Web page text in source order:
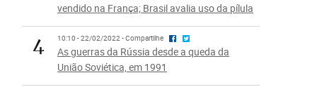
vendido na França; Brasil avalia uso da pílula
4 10:10 - 22/02/2022 - Compartilhe
As guerras da Rússia desde a queda da
União Soviética, em 1991